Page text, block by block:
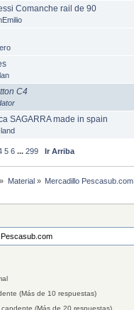
Comanche rail de 90
C4
SAGARRA made in spain
5 6 ...299 Ir Arriba
» Material» Mercadillo Pescasub.com
(Más de 10 respuestas)
candente (Más de 20 respuestas)